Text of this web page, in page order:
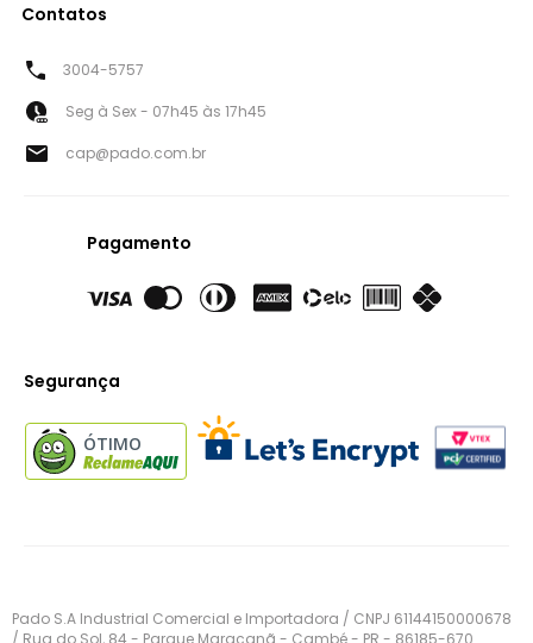
Contatos
3004-5757
Seg à Sex - 07h45 às 17h45
cap@pado.com.br
Pagamento
Segurança
ÓTIMO
Pado S.A Industrial Comercial e Importadora / CNPJ 61144150000678